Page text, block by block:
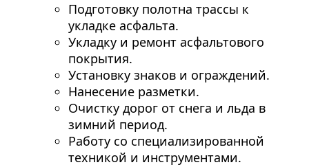
Подготовку полотна трассы к
укладке асфальта.
Укладку и ремонт асфальтового
покрытия.
Установку знаков и ограждений.
Нанесение разметки.
Очистку дорог от снега и льда в
зимний период.
Работу со специализированной
техникой и инструментами.